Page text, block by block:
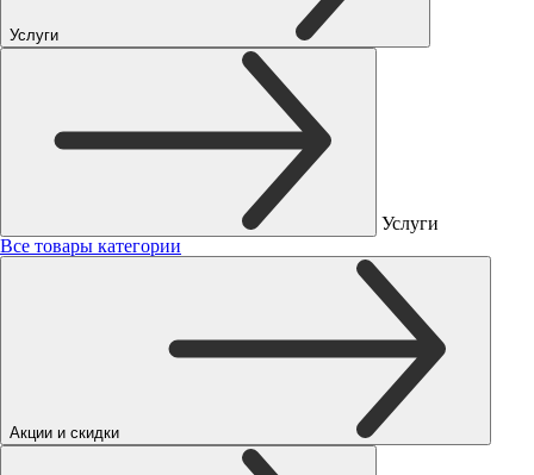
Услуги
Услуги
Все товары категории
Акции и скидки